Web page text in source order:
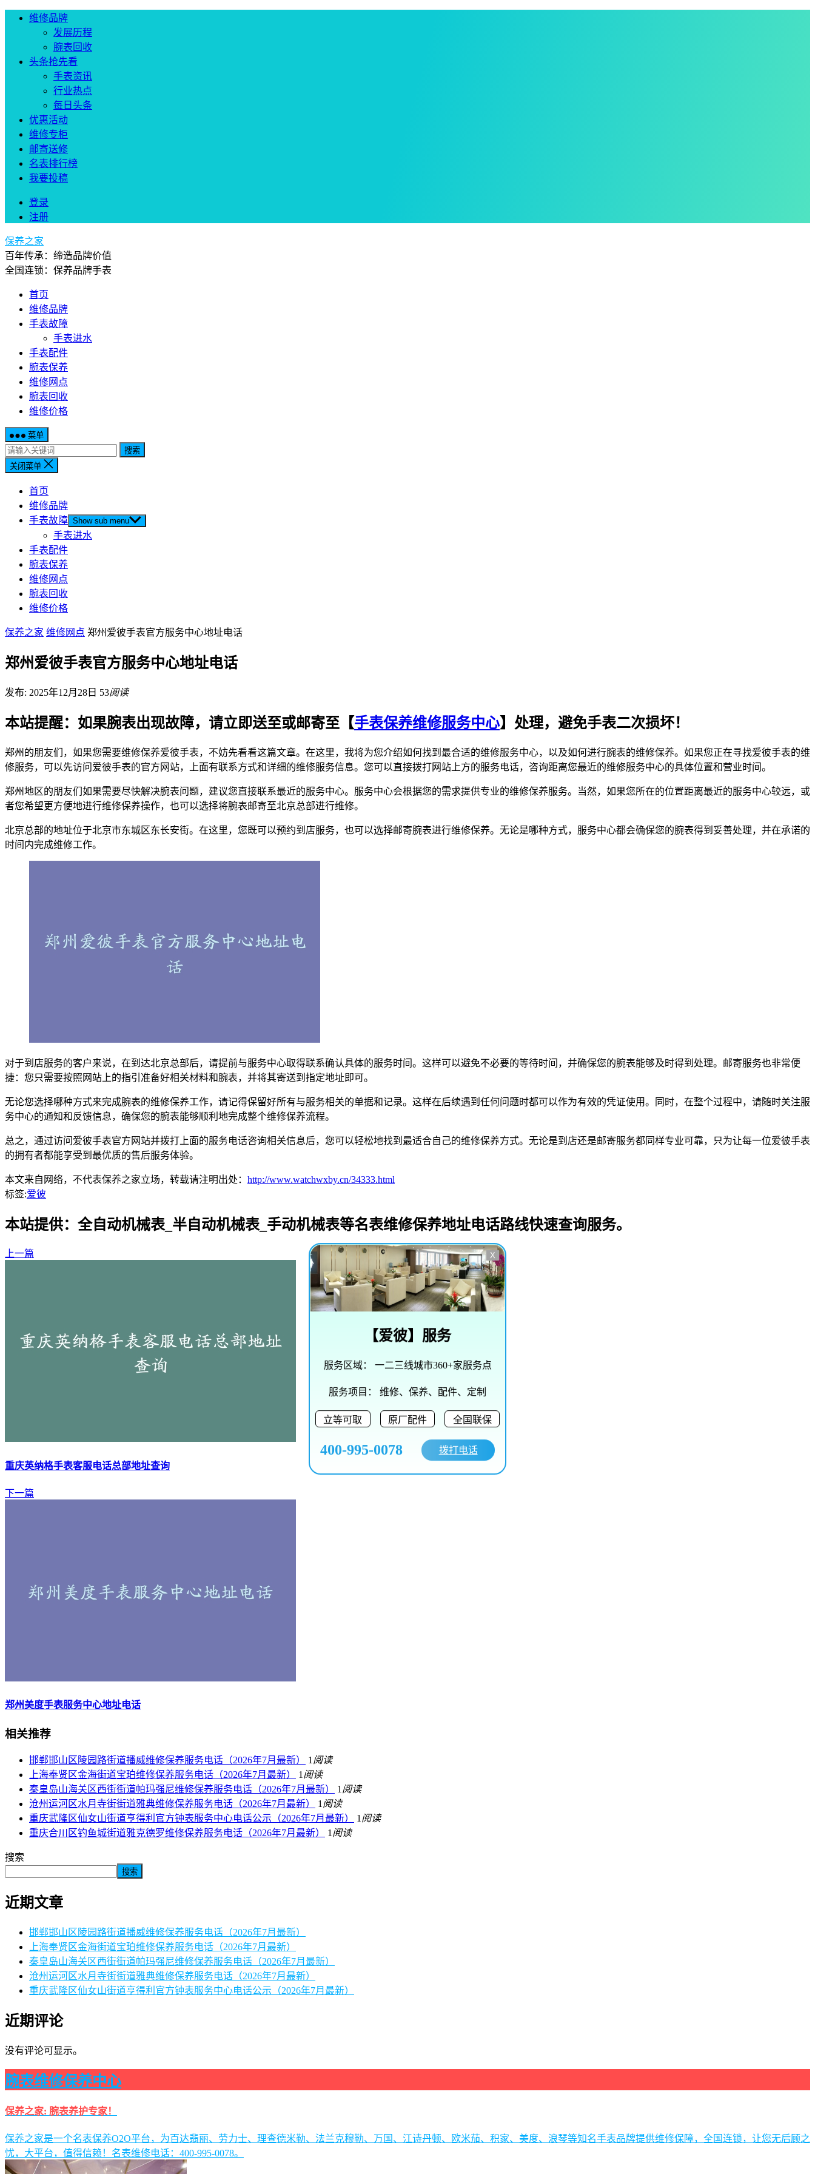
维修品牌
发展历程
腕表回收
头条抢先看
手表资讯
行业热点
每日头条
优惠活动
维修专柜
邮寄送修
名表排行榜
我要投稿
登录
注册
保养之家
百年传承：缔造品牌价值
全国连锁：保养品牌手表
首页
维修品牌
手表故障
手表进水
手表配件
腕表保养
维修网点
腕表回收
维修价格
菜单
搜索
关闭菜单
首页
维修品牌
手表故障 Show sub menu
手表进水
手表配件
腕表保养
维修网点
腕表回收
维修价格
保养之家 维修网点 郑州爱彼手表官方服务中心地址电话
郑州爱彼手表官方服务中心地址电话
发布: 2025年12月28日 53阅读
本站提醒：如果腕表出现故障，请立即送至或邮寄至【手表保养维修服务中心】处理，避免手表二次损坏！
郑州的朋友们，如果您需要维修保养爱彼手表，不妨先看看这篇文章。在这里，我将为您介绍如何找到最合适的维修服务中心，以及如何进行腕表的维修保养。如果您正在寻找爱彼手表的维
修服务，可以先访问爱彼手表的官方网站，上面有联系方式和详细的维修服务信息。您可以直接拨打网站上方的服务电话，咨询距离您最近的维修服务中心的具体位置和营业时间。
郑州地区的朋友们如果需要尽快解决腕表问题，建议您直接联系最近的服务中心。服务中心会根据您的需求提供专业的维修保养服务。当然，如果您所在的位置距离最近的服务中心较远，或
者您希望更方便地进行维修保养操作，也可以选择将腕表邮寄至北京总部进行维修。
北京总部的地址位于北京市东城区东长安街。在这里，您既可以预约到店服务，也可以选择邮寄腕表进行维修保养。无论是哪种方式，服务中心都会确保您的腕表得到妥善处理，并在承诺的
时间内完成维修工作。
对于到店服务的客户来说，在到达北京总部后，请提前与服务中心取得联系确认具体的服务时间。这样可以避免不必要的等待时间，并确保您的腕表能够及时得到处理。邮寄服务也非常便
捷：您只需要按照网站上的指引准备好相关材料和腕表，并将其寄送到指定地址即可。
无论您选择哪种方式来完成腕表的维修保养工作，请记得保留好所有与服务相关的单据和记录。这样在后续遇到任何问题时都可以作为有效的凭证使用。同时，在整个过程中，请随时关注服
务中心的通知和反馈信息，确保您的腕表能够顺利地完成整个维修保养流程。
总之，通过访问爱彼手表官方网站并拨打上面的服务电话咨询相关信息后，您可以轻松地找到最适合自己的维修保养方式。无论是到店还是邮寄服务都同样专业可靠，只为让每一位爱彼手表
的拥有者都能享受到最优质的售后服务体验。
本文来自网络，不代表保养之家立场，转载请注明出处： http://www.watchwxby.cn/34333.html
标签:爱彼
本站提供：全自动机械表_半自动机械表_手动机械表等名表维修保养地址电话路线快速查询服务。
上一篇
重庆英纳格手表客服电话总部地址查询
下一篇
郑州美度手表服务中心地址电话
相关推荐
邯郸邯山区陵园路街道播威维修保养服务电话（2026年7月最新） 1 阅读
上海奉贤区金海街道宝珀维修保养服务电话（2026年7月最新）
1 阅读
秦皇岛山海关区西街街道帕玛强尼维修保养服务电话（2026年7月最新）
1 阅读
沧州运河区水月寺街街道雅典维修保养服务电话（2026年7月最新）
1 阅读
重庆武隆区仙女山街道亨得利官方钟表服务中心电话公示（2026年7月最新）
1 阅读
重庆合川区钓鱼城街道雅克德罗维修保养服务电话（2026年7月最新）
1 阅读
搜索
搜索
近期文章
邯郸邯山区陵园路街道播威维修保养服务电话（2026年7月最新）
上海奉贤区金海街道宝珀维修保养服务电话（2026年7月最新）
秦皇岛山海关区西街街道帕玛强尼维修保养服务电话（2026年7月最新）
沧州运河区水月寺街街道雅典维修保养服务电话（2026年7月最新）
重庆武隆区仙女山街道亨得利官方钟表服务中心电话公示（2026年7月最新）
近期评论
没有评论可显示。
腕表维修保养中心
保养之家: 腕表养护专家！
保养之家是一个名表保养O2O平台，为百达翡丽、劳力士、理查德米勒、法兰克穆勒、万国、江诗丹顿、欧米茄、积家、美度、浪琴等知名手表品牌提供维修保障，全国连锁，让您无后顾之
忧，大平台，值得信赖！名表维修电话：400-995-0078。
X
【爱彼】服务
服务区域： 一二三线城市360+家服务点
服务项目： 维修、保养、配件、定制
立等可取 原厂配件 全国联保
400-995-0078 拨打电话